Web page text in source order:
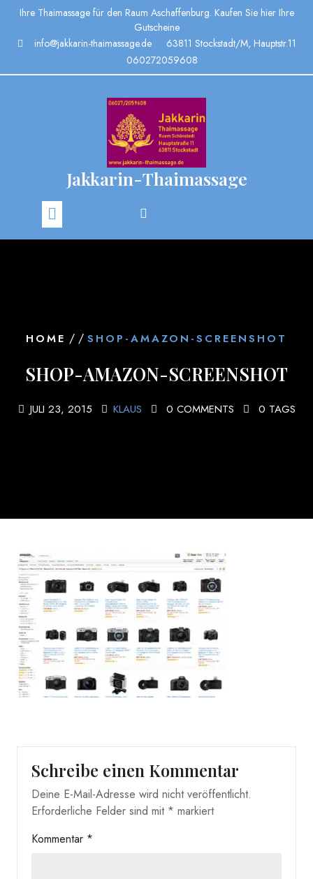
Ihre Thaimassage für den Raum Aschaffenburg. Kaufen Sie hier Ihre
Gutscheine
info@jakkarin-thaimassage.de
63811 Stockstadt/M, Hauptstr.11
060272059608
Jakkarin-Thaimassage
HOME / / SHOP-AMAZON-SCREENSHOT
SHOP-AMAZON-SCREENSHOT
JULI 23, 2015 KLAUS 0 COMMENTS 0 TAGS
Schreibe einen Kommentar
Deine E-Mail-Adresse wird nicht veröffentlicht.
Erforderliche Felder sind mit * markiert
Kommentar *